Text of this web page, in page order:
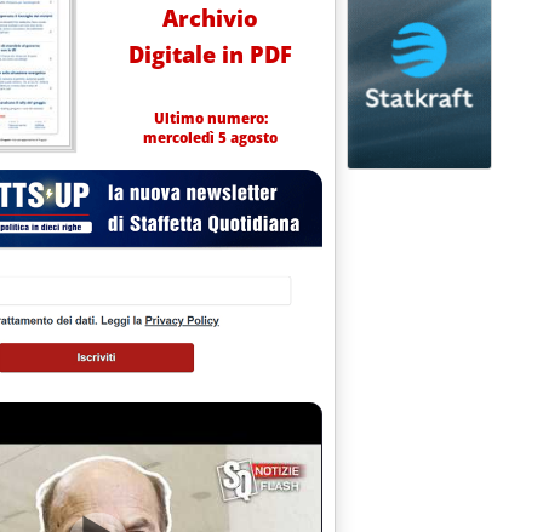
Archivio
Digitale in PDF
Ultimo numero:
mercoledì 5 agosto